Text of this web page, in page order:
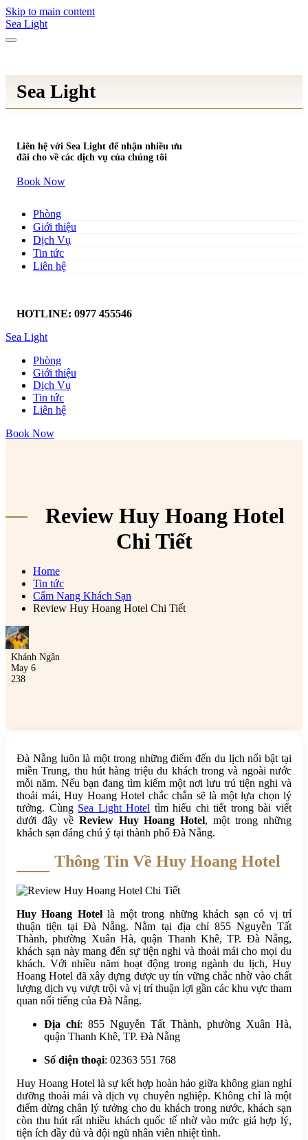
Skip to main content
Sea Light
Sea Light
Liên hệ với Sea Light để nhận nhiều ưu
đãi cho về các dịch vụ của chúng tôi
Book Now
Phòng
Giới thiệu
Dịch Vụ
Tin tức
Liên hệ
HOTLINE: 0977 455546
Sea Light
Phòng
Giới thiệu
Dịch Vụ
Tin tức
Liên hệ
Book Now
Review Huy Hoang Hotel
Chi Tiết
Home
Tin tức
Cẩm Nang Khách Sạn
Review Huy Hoang Hotel Chi Tiết
Khánh Ngân
May 6
238
Đà Nẵng luôn là một trong những điểm đến du lịch nổi bật tại
miền Trung, thu hút hàng triệu du khách trong và ngoài nước
mỗi năm. Nếu bạn đang tìm kiếm một nơi lưu trú tiện nghi và
thoải mái, Huy Hoang Hotel chắc chắn sẽ là một lựa chọn lý
tưởng. Cùng Sea Light Hotel tìm hiểu chi tiết trong bài viết
dưới đây về Review Huy Hoang Hotel, một trong những
khách sạn đáng chú ý tại thành phố Đà Nẵng.
Thông Tin Về Huy Hoang Hotel
Huy Hoang Hotellà một trong những khách sạn có vị trí
thuận tiện tại Đà Nẵng. Nằm tại địa chỉ 855 Nguyễn Tất
Thành, phường Xuân Hà, quận Thanh Khê, TP. Đà Nẵng,
khách sạn này mang đến sự tiện nghi và thoải mái cho mọi du
khách. Với nhiều năm hoạt động trong ngành du lịch, Huy
Hoang Hotel đã xây dựng được uy tín vững chắc nhờ vào chất
lượng dịch vụ vượt trội và vị trí thuận lợi gần các khu vực tham
quan nổi tiếng của Đà Nẵng.
Địa chỉ: 855 Nguyễn Tất Thành, phường Xuân Hà,
quận Thanh Khê, TP. Đà Nẵng
Số điện thoại: 02363 551 768
Huy Hoang Hotel là sự kết hợp hoàn hảo giữa không gian nghỉ
dưỡng thoải mái và dịch vụ chuyên nghiệp. Không chỉ là một
điểm dừng chân lý tưởng cho du khách trong nước, khách sạn
còn thu hút rất nhiều khách quốc tế nhờ vào mức giá hợp lý,
tiện ích đầy đủ và đội ngũ nhân viên nhiệt tình.